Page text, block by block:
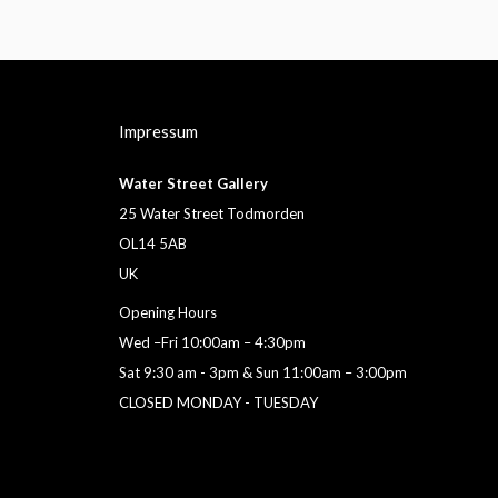
Impressum
Water Street Gallery
25 Water Street Todmorden
OL14 5AB
UK
Opening Hours
Wed –Fri 10:00am – 4:30pm
Sat 9:30 am - 3pm & Sun 11:00am – 3:00pm
CLOSED MONDAY - TUESDAY